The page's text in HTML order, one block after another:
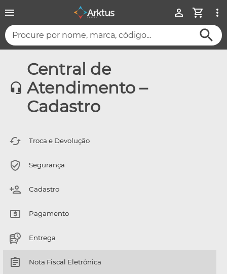
Procure por nome, marca, código...
Central de
Atendimento –
Cadastro
Troca e Devolução
Segurança
Cadastro
Pagamento
Entrega
Nota Fiscal Eletrônica